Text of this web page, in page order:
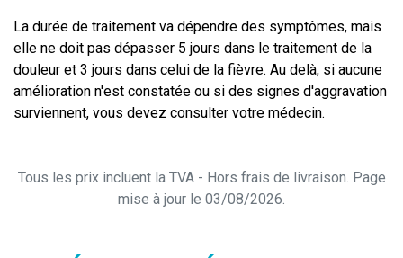
La durée de traitement va dépendre des symptômes, mais
elle ne doit pas dépasser 5 jours dans le traitement de la
douleur et 3 jours dans celui de la fièvre. Au delà, si aucune
amélioration n'est constatée ou si des signes d'aggravation
surviennent, vous devez consulter votre médecin.
Tous les prix incluent la TVA - Hors frais de livraison. Page
mise à jour le 03/08/2026.